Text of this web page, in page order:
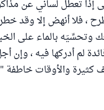
تعطل لساني عن
، فلا أنهض إلا وقد
بالماء على
لم أدركها فيه ، وإن
كثيرة والأوقات